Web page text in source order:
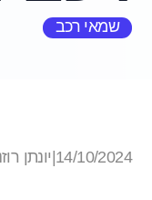
שמאי רכב
14/10/2024 יונתן